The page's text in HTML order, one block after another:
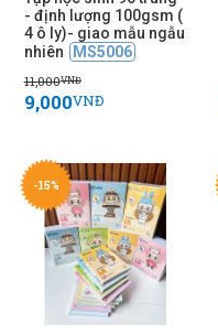
- định lượng 100gsm (
4 ô ly)- giao mẫu ngẫu
nhiên
MS5006
11,000VNĐ
9,000VNĐ
-15%